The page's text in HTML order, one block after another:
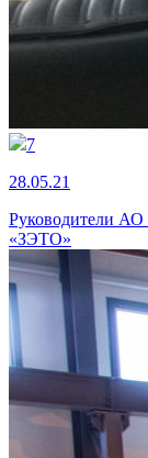
7
28.05.21
Руководители АО
«ЗЭТО»